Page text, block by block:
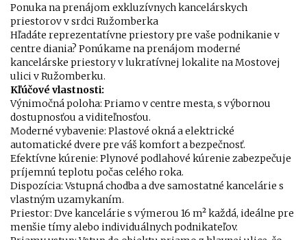
Ponuka na prenájom exkluzívnych kancelárskych
priestorov v srdci Ružomberka
Hľadáte reprezentatívne priestory pre vaše podnikanie v
centre diania? Ponúkame na prenájom moderné
kancelárske priestory v lukratívnej lokalite na Mostovej
ulici v Ružomberku.
Kľúčové vlastnosti:
Výnimočná poloha: Priamo v centre mesta, s výbornou
dostupnosťou a viditeľnosťou.
Moderné vybavenie: Plastové okná a elektrické
automatické dvere pre váš komfort a bezpečnosť.
Efektívne kúrenie: Plynové podlahové kúrenie zabezpečuje
príjemnú teplotu počas celého roka.
Dispozícia: Vstupná chodba a dve samostatné kancelárie s
vlastným uzamykaním.
Priestor: Dve kancelárie s výmerou 16 m² každá, ideálne pre
menšie tímy alebo individuálnych podnikateľov.